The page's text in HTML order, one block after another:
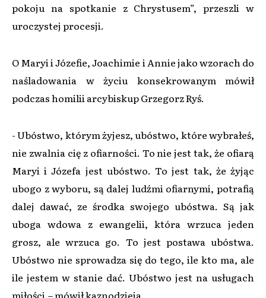
pokoju na spotkanie z Chrystusem”, przeszli w
uroczystej procesji.
O Maryi i Józefie, Joachimie i Annie jako wzorach do
naśladowania w życiu konsekrowanym mówił
podczas homilii arcybiskup Grzegorz Ryś.
- Ubóstwo, którym żyjesz, ubóstwo, które wybrałeś,
nie zwalnia cię z ofiarności. To nie jest tak, że ofiarą
Maryi i Józefa jest ubóstwo. To jest tak, że żyjąc
ubogo z wyboru, są dalej ludźmi ofiarnymi, potrafią
dalej dawać, ze środka swojego ubóstwa. Są jak
uboga wdowa z ewangelii, która wrzuca jeden
grosz, ale wrzuca go. To jest postawa ubóstwa.
Ubóstwo nie sprowadza się do tego, ile kto ma, ale
ile jestem w stanie dać. Ubóstwo jest na usługach
miłości.– mówił kaznodzieja.